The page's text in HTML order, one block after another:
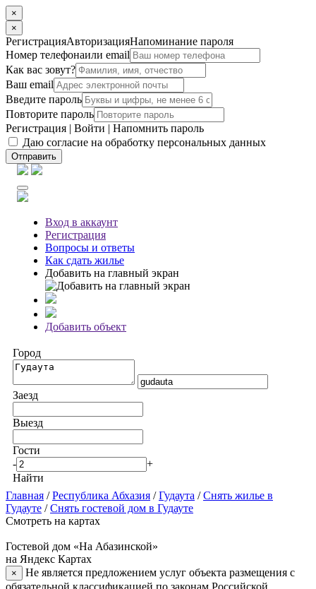
×
×
РегистрацияАвторизацияНапоминание пароля
Номер телефонаили email
Как вас зовут?
Ваш email
Введите пароль
Повторите пароль
Регистрация | Войти | Напомнить пароль
Даю согласие на обработку персональных данных
Отправить
Вход в аккаунт
Регистрация
Вопросы и ответы
Как сдать жилье
Добавить на главный экран
Добавить объект
Город
Заезд
Выезд
Гости
-
+
Найти
Главная /Республика Абхазия /Гудаута /Снять жилье в
Гудауте /Снять гостевой дом в Гудауте
Смотреть на картах
Гостевой дом «На Абазинской»
на Яндекс Картах
×
Не является предложением услуг объекта размещения с
обязательной классификацией по законам Российской